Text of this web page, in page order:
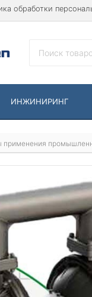
обработки
ИНЖИНИРИНГ
применения